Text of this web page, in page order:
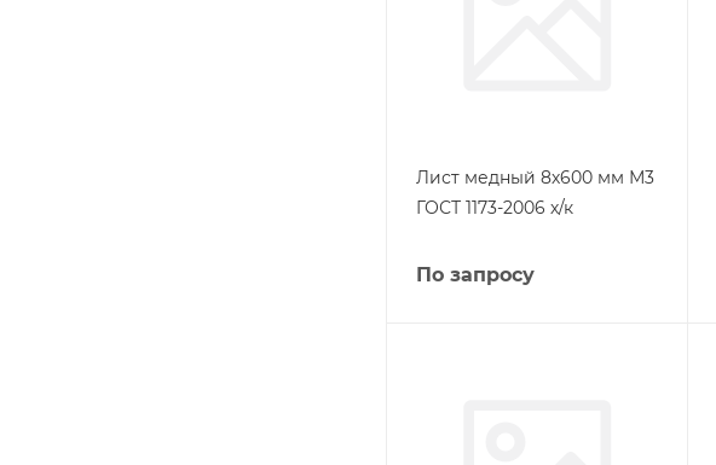
Лист медный 8х600 мм М3
ГОСТ 1173-2006 х/к
По запросу